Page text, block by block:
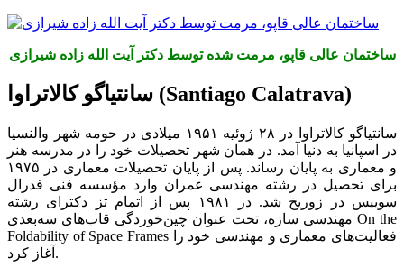
ساختمان عالی قاپو، مرمت شده توسط دکتر آیت الله زاده شیرازی
سانتیاگو کالاتراوا (Santiago Calatrava)
سانتیاگو کالاتراوا در ۲۸ ژوئیه ۱۹۵۱ میلادی در حومه شهر والنسیا
در اسپانیا به دنیا آمد. در همان شهر تحصیلات خود را در مدرسه هنر
و معماری به پایان رساند. پس از پایان تحصیلات معماری در ۱۹۷۵
برای تحصیل در رشته مهندسی عمران وارد مؤسسه فنی فدرال
سوییس در زوریخ شد. در ۱۹۸۱ پس از اتمام تز دکترای رشته
مهندسی سازه، تحت عنوان چین‌خوردگی قاب‌های سه‌بعدی On the
Foldability of Space Frames فعالیت‌های معماری و مهندسی خود را
آغاز کرد.